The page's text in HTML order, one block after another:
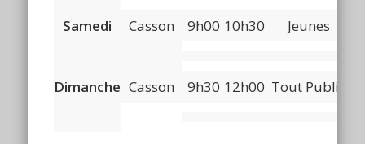
Samedi Casson 9h00 10h30 Jeunes
Dimanche Casson 9h30 12h00 Tout Public